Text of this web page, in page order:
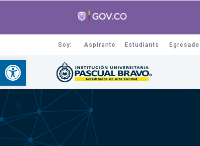
Abrir barra de herramientas
Soy: Aspirante Estudiante Egresado